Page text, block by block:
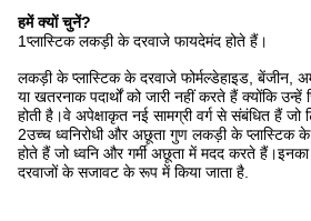
हमें क्यों चुनें?
1प्लास्टिक लकड़ी के दरवाजे फायदेमंद होते हैं।
लकड़ी के प्लास्टिक के दरवाजे फोर्मल्डेहाइड, बेंजीन,
या खतरनाक पदार्थों को जारी नहीं करते हैं क्योंकि
होती है।वे अपेक्षाकृत नई सामग्री वर्ग से संबंधित हैं जो
2उच्च ध्वनिरोधी और अछूता गुण लकड़ी के प्लास्टिक के
होते हैं जो ध्वनि और गर्मी अछूता में मदद करते
दरवाजों के सजावट के रूप में किया जाता है.